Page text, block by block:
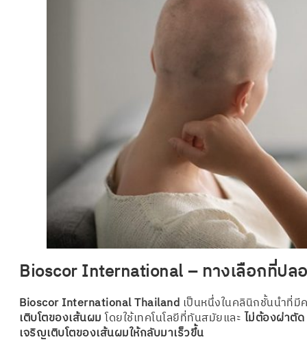
Bioscor International – ทางเลือกที่ป
Bioscor International Thailand เป็นหนึ่งในคลินิกชั้นนำที่
เติบโตของเส้นผม โดยใช้เทคโนโลยีที่ทันสมัยและ ไม่ต้องผ่าตัด
เจริญเติบโตของเส้นผมให้กลับมาเร็วขึ้น